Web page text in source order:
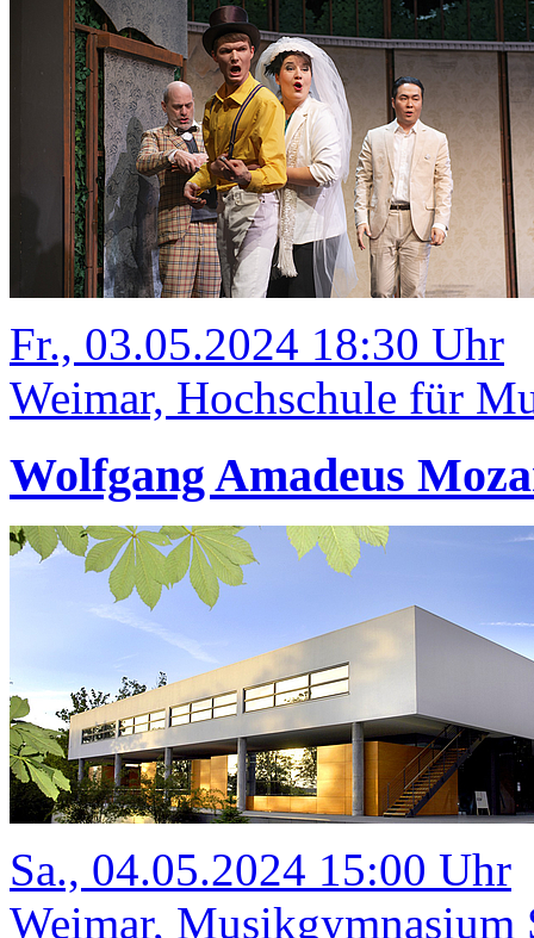
Fr., 03.05.2024 18:30 Uhr
Weimar, Hochschule für
Wolfgang Amadeus
Sa., 04.05.2024 15:00 Uhr
Weimar, Musikgymnasium